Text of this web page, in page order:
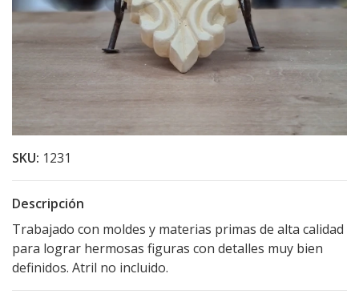
SKU: 1231
Descripción
Trabajado con moldes y materias primas de alta calidad
para lograr hermosas figuras con detalles muy bien
definidos. Atril no incluido.